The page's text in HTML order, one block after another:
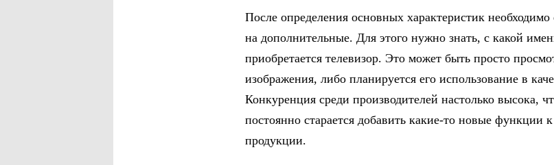
После определения основных характеристик
на дополнительные. Для этого нужно знать, с какой
приобретается телевизор. Это может быть просто
изображения, либо планируется его использование в
Конкуренция среди производителей настолько высока,
постоянно старается добавить какие-то новые функции
продукции.